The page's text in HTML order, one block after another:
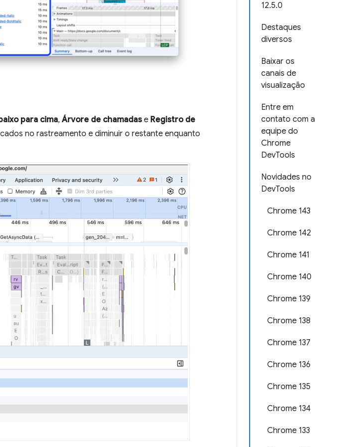
12.5.0
Destaques
diversos
Baixar os
canais de
visualização
Entre em
contato com a
equipe do
Chrome
DevTools
Novidades no
DevTools
Chrome 143
Chrome 142
Chrome 141
Chrome 140
Chrome 139
Chrome 138
Chrome 137
Chrome 136
Chrome 135
Chrome 134
Chrome 133
para cima,Árvore de chamadase Registro de
no rastreamento e diminuir o restante enquanto